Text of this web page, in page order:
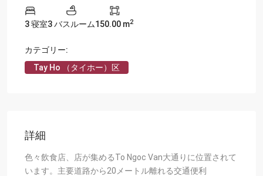
3 寝室3 バスルーム150.00 m2
カテゴリー:
Tay Ho （タイホー）区
詳細
色々飲食店、店が集めるTo Ngoc Van大通りに位置されて
います。主要道路から20メートル離れる交通便利